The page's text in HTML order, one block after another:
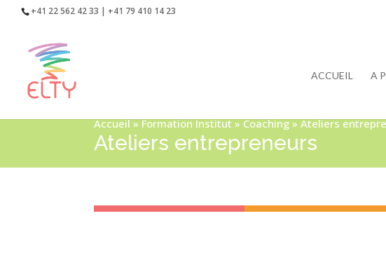
+41 22 562 42 33 | +41 79 410 14 23
ACCUEIL A
Accueil»Formation Institut»Coaching»Ateliers
Ateliers entrepreneurs